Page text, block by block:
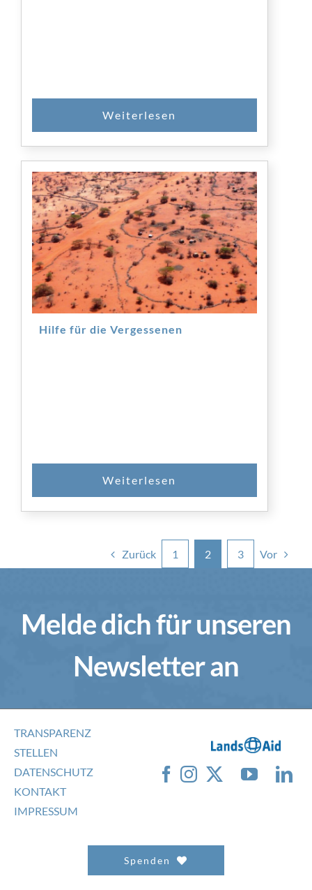
Hilfe für die Vergessenen
Zurück 1 2 3 Vor
Melde dich für unseren
Newsletter an
TRANSPARENZ
STELLEN
DATENSCHUTZ
KONTAKT
IMPRESSUM
Spenden